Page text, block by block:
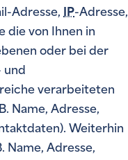
Adresse,
IP-Adresse,
die von Ihnen in
oder bei der
und
verarbeiteten
Name, Adresse,
Weiterhin
Name, Adresse,